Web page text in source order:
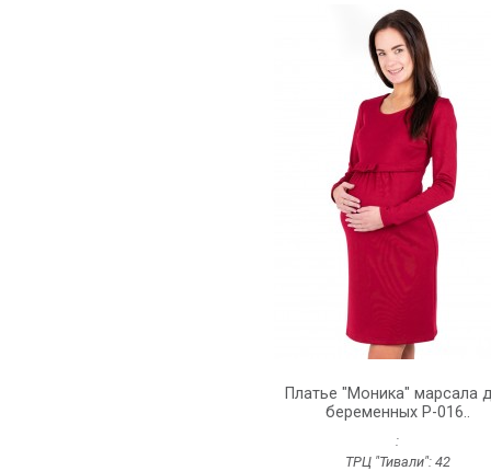
Платье "Моника" марсала
беременных P-016..
:
ТРЦ "Тивали": 42